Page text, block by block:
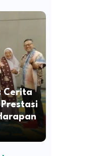
Cerita